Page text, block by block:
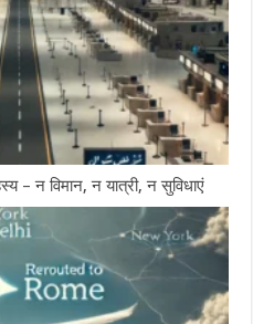
– न विमान, न यात्री, न सुविधाएं